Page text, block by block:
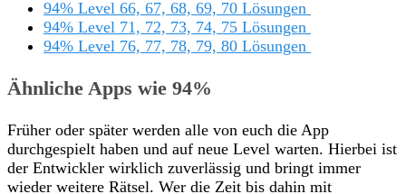
94% Level 66, 67, 68, 69, 70 Lösungen
94% Level 71, 72, 73, 74, 75 Lösungen
94% Level 76, 77, 78, 79, 80 Lösungen
Ähnliche Apps wie 94%
Früher oder später werden alle von euch die App
durchgespielt haben und auf neue Level warten. Hierbei ist
der Entwickler wirklich zuverlässig und bringt immer
wieder weitere Rätsel. Wer die Zeit bis dahin mit